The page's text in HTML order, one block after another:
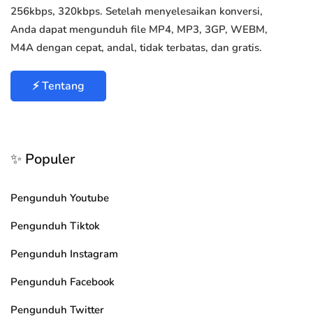
256kbps, 320kbps. Setelah menyelesaikan konversi,
Anda dapat mengunduh file MP4, MP3, 3GP, WEBM,
M4A dengan cepat, andal, tidak terbatas, dan gratis.
⚡ Tentang
✨ Populer
Pengunduh Youtube
Pengunduh Tiktok
Pengunduh Instagram
Pengunduh Facebook
Pengunduh Twitter